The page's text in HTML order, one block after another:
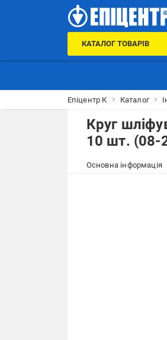
КАТАЛОГ ТОВАРІВ
Епіцентр К Каталог
Круг
10 шт. (08-
Основна інформація